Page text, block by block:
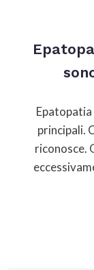
Epatopatia
principali.
riconosce.